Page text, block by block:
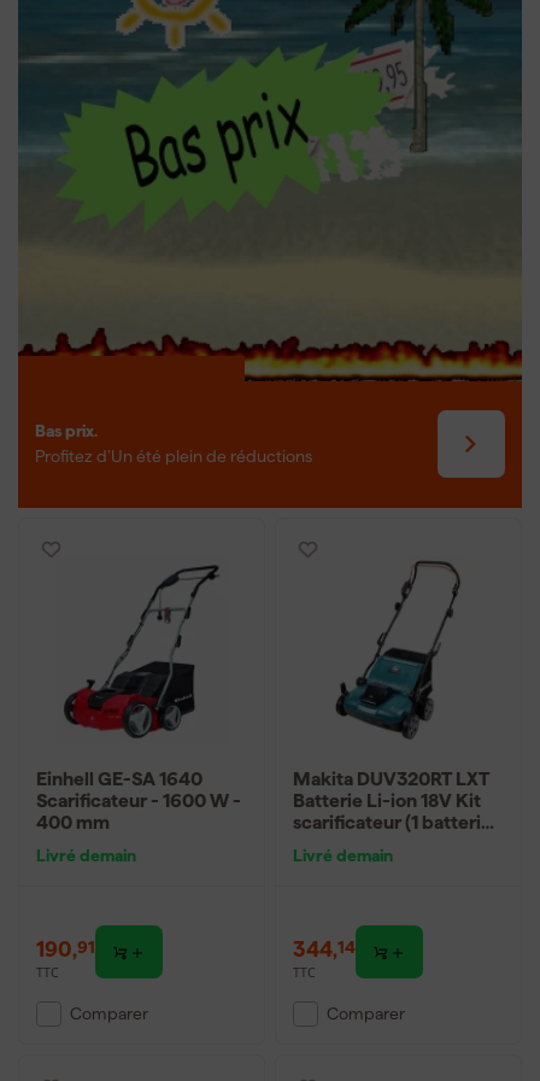
l'automne. Au printemps, la pelouse vient de sortir de la
dormance hivernale et peut se rétablir rapidement. À l'automne,
la scarification aide à éliminer la mousse et les couches de feutre
avant le début de l'hiver. Tenez compte de la température du sol ;
elle doit être suffisamment chaude pour soutenir la croissance de
l'herbe, et choisissez une période sèche pour éviter
d'endommager les racines de l'herbe.
Bas prix.
Profitez d’Un été plein de réductions
Einhell GE-SA 1640
Scarificateur - 1600 W -
400 mm
Livré demain
190,91
TTC
Comparer
Makita DUV320RT LXT
Batterie Li-ion 18V Kit
scarificateur (1 batterie
Livré demain
344,14
TTC
Comparer